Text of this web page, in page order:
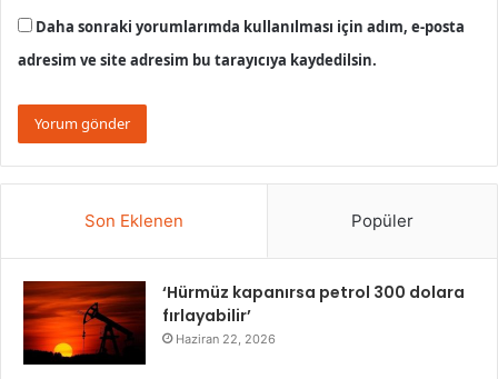
Daha sonraki yorumlarımda kullanılması için adım, e-posta
adresim ve site adresim bu tarayıcıya kaydedilsin.
Son Eklenen Popüler
‘Hürmüz kapanırsa petrol 300 dolara
fırlayabilir’
Haziran 22, 2026